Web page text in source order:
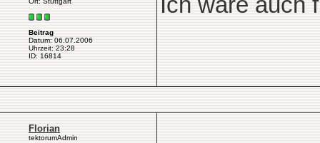
Beitrag
Datum: 06.07.2006
Uhrzeit: 23:28
ID: 16814
Florian
tektorumAdmin